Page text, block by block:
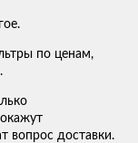
по ценам,
вопрос доставки.